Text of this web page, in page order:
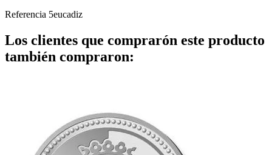
Referencia 5eucadiz
Los clientes que comprarón este producto
también compraron: